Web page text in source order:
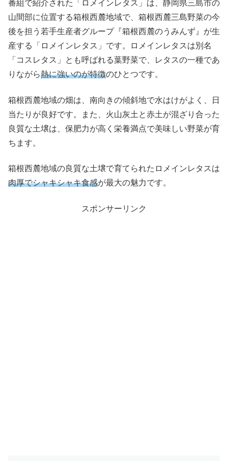
番組で紹介された「ロメインレタス」は、静岡県三島市の
山間部に位置する箱根西麓地域で、箱根西麓三島野菜の今
後を担う若手生産者グループ『箱根西麓のうみんず』が生
産する「ロメインレタス」です。ロメインレタスは別名
「コスレタス」とも呼ばれる葉野菜で、レタスの一種であ
りながら熱に強いのが特徴のひとつです。
箱根西麓地域の畑は、南向きの傾斜地で水はけがよく、日
当たりが良好です。また、火山灰土と赤土が混ざり合った
良質な土壌は、保肥力が高く栄養満点で美味しい野菜が育
ちます。
箱根西麓地域の良質な土壌で育てられたロメインレタスは
肉厚でシャキシャキ食感が最大の魅力です。
スポンサーリンク